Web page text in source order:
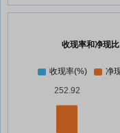
收现率和净现比